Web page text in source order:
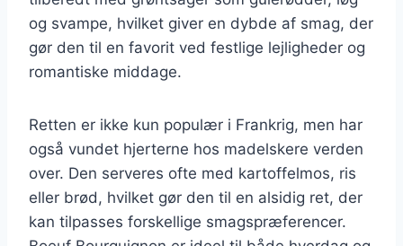
og svampe, hvilket giver en dybde af smag, der
gør den til en favorit ved festlige lejligheder og
romantiske middage.
Retten er ikke kun populær i Frankrig, men har
også vundet hjerterne hos madelskere verden
over. Den serveres ofte med kartoffelmos, ris
eller brød, hvilket gør den til en alsidig ret, der
kan tilpasses forskellige smagspræferencer.